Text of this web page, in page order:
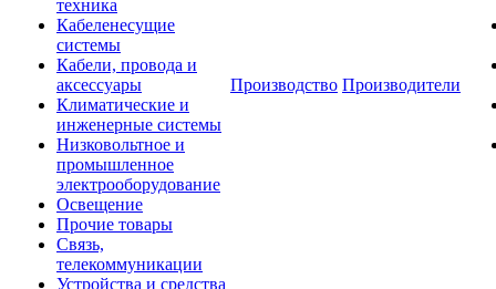
техника
Кабеленесущие
системы
Кабели, провода и
аксессуары
Климатические и
инженерные системы
Низковольтное и
промышленное
электрооборудование
Освещение
Прочие товары
Связь,
телекоммуникации
Устройства и средства
Производство Производители